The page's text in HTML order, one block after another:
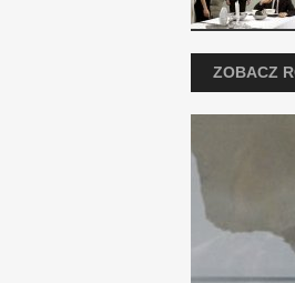
ZOBACZ